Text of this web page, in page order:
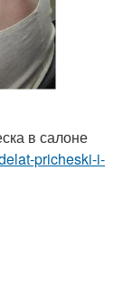
в салоне
pricheski-i-